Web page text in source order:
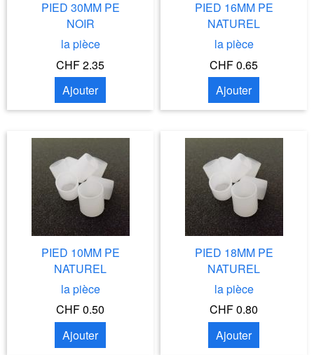
PIED 30MM PE
NOIR
la pièce
CHF 2.35
Ajouter
PIED 16MM PE
NATUREL
la pièce
CHF 0.65
Ajouter
PIED 10MM PE
NATUREL
la pièce
CHF 0.50
Ajouter
PIED 18MM PE
NATUREL
la pièce
CHF 0.80
Ajouter